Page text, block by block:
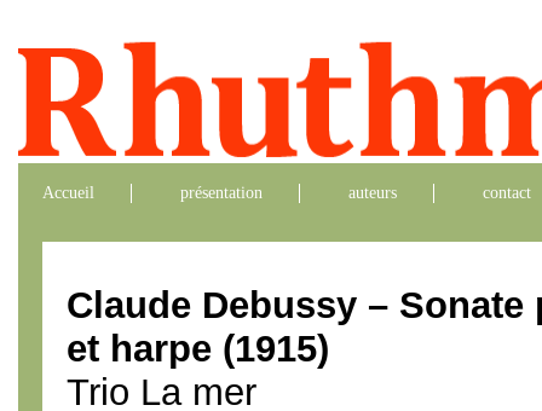
Accueil présentation auteurs contact
Claude Debussy –
et harpe (1915)
Trio La mer